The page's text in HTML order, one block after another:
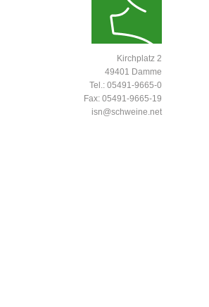
Kirchplatz 2
49401 Damme
Tel.: 05491-9665-0
Fax: 05491-9665-19
isn@schweine.net